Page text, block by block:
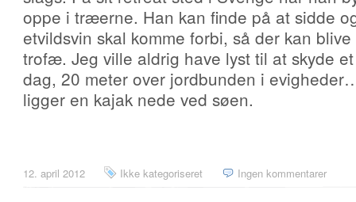
oppe i træerne. Han kan finde på at sidde
etvildsvin skal komme forbi, så der kan
trofæ. Jeg ville aldrig have lyst til at skyde
dag, 20 meter over jordbunden i
ligger en kajak nede ved søen.
12. april 2012 Ikke kategoriseret Ingen kommentarer